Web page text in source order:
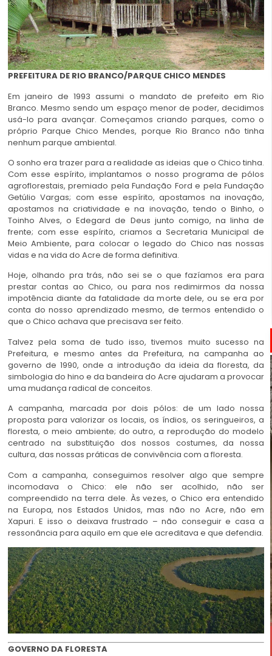
PREFEITURA DE RIO BRANCO/PARQUE CHICO MENDES
Em janeiro de 1993 assumi o mandato de prefeito em Rio
Branco. Mesmo sendo um espaço menor de poder, decidimos
usá-lo para avançar. Começamos criando parques, como o
próprio Parque Chico Mendes, porque Rio Branco não tinha
nenhum parque ambiental.
O sonho era trazer para a realidade as ideias que o Chico tinha.
Com esse espírito, implantamos o nosso programa de pólos
agroflorestais, premiado pela Fundação Ford e pela Fundação
Getúlio Vargas; com esse espírito, apostamos na inovação,
apostamos na criatividade e na inovação, tendo o Binho, o
Toinho Alves, o Edegard de Deus junto comigo, na linha de
frente; com esse espírito, criamos a Secretaria Municipal de
Meio Ambiente, para colocar o legado do Chico nas nossas
vidas e na vida do Acre de forma definitiva.
Hoje, olhando pra trás, não sei se o que fazíamos era para
prestar contas ao Chico, ou para nos redimirmos da nossa
impotência diante da fatalidade da morte dele, ou se era por
conta do nosso aprendizado mesmo, de termos entendido o
que o Chico achava que precisava ser feito.
Talvez pela soma de tudo isso, tivemos muito sucesso na
Prefeitura, e mesmo antes da Prefeitura, na campanha ao
governo de 1990, onde a introdução da ideia da floresta, da
simbologia do hino e da bandeira do Acre ajudaram a provocar
uma mudança radical de conceitos.
A campanha, marcada por dois pólos: de um lado nossa
proposta para valorizar os locais, os índios, os seringueiros, a
floresta, o meio ambiente; do outro, a reprodução do modelo
centrado na substituição dos nossos costumes, da nossa
cultura, das nossas práticas de convivência com a floresta.
Com a campanha, conseguimos resolver algo que sempre
incomodava o Chico: ele não ser acolhido, não ser
compreendido na terra dele. Às vezes, o Chico era entendido
na Europa, nos Estados Unidos, mas não no Acre, não em
Xapuri. E isso o deixava frustrado – não conseguir e casa a
ressonância para aquilo em que ele acreditava e que defendia.
GOVERNO DA FLORESTA